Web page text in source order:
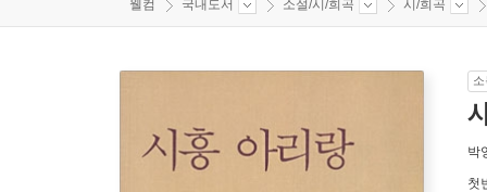
웰컴 국내도서 소설/시/희곡 시/희곡
박
첫